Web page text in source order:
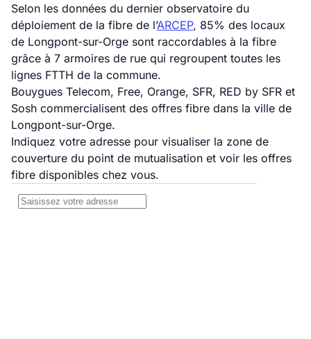
Selon les données du dernier observatoire du
déploiement de la fibre de l’ARCEP, 85% des locaux
de Longpont-sur-Orge sont raccordables à la fibre
grâce à 7 armoires de rue qui regroupent toutes les
lignes FTTH de la commune.
Bouygues Telecom, Free, Orange, SFR, RED by SFR et
Sosh commercialisent des offres fibre dans la ville de
Longpont-sur-Orge.
Indiquez votre adresse pour visualiser la zone de
couverture du point de mutualisation et voir les offres
fibre disponibles chez vous.